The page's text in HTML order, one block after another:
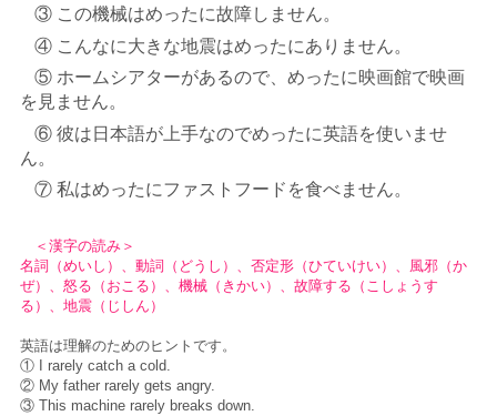
③ この機械はめったに故障しません。
④ こんなに大きな地震はめったにありません。
⑤ ホームシアターがあるので、めったに映画館で映画
を見ません。
⑥ 彼は日本語が上手なのでめったに英語を使いませ
ん。
⑦ 私はめったにファストフードを食べません。
＜漢字の読み＞
名詞（めいし）、動詞（どうし）、否定形（ひていけい）、風邪（か
ぜ）、怒る（おこる）、機械（きかい）、故障する（こしょうす
る）、地震（じしん）
英語は理解のためのヒントです。
① I rarely catch a cold.
② My father rarely gets angry.
③ This machine rarely breaks down.